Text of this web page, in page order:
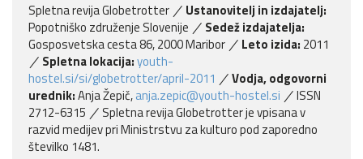
Spletna revija Globetrotter
Ustanovitelj in izdajatelj:
Popotniško združenje Slovenije
Sedež izdajatelja:
Gosposvetska cesta 86, 2000 Maribor
Leto izida: 2011
Spletna lokacija:youth-
hostel.si/si/globetrotter/april-2011
Vodja, odgovorni
urednik:Anja Žepič,anja.zepic@youth-hostel.si
ISSN
2712-6315
Spletna revija Globetrotter je vpisana v
razvid medijev pri Ministrstvu za kulturo pod zaporedno
številko 1481.